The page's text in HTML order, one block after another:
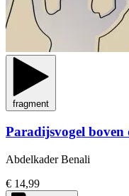
fragment
Paradijsvogel boven
Abdelkader Benali
€ 14,99